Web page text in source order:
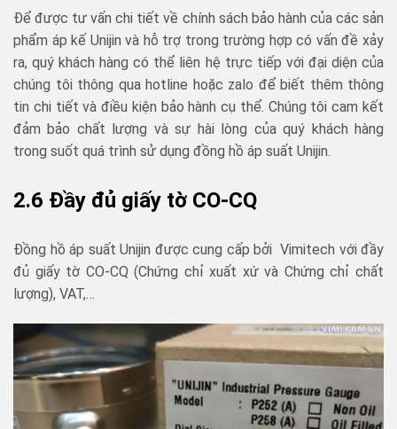
Để được tư vấn chi tiết về chính sách bảo hành của các sản
phẩm áp kế Unijin và hỗ trợ trong trường hợp có vấn đề xảy
ra, quý khách hàng có thể liên hệ trực tiếp với đại diện của
chúng tôi thông qua hotline hoặc zalo để biết thêm thông
tin chi tiết và điều kiện bảo hành cụ thể. Chúng tôi cam kết
đảm bảo chất lượng và sự hài lòng của quý khách hàng
trong suốt quá trình sử dụng đồng hồ áp suất Unijin.
2.6 Đầy đủ giấy tờ CO-CQ
Đồng hồ áp suất Unijin được cung cấp bởi Vimitech với đầy
đủ giấy tờ CO-CQ (Chứng chỉ xuất xứ và Chứng chỉ chất
lượng), VAT,…